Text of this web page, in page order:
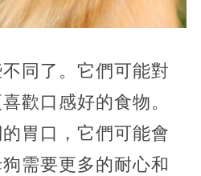
同了。它們可能對
歡口感好的食物。
胃口，它們可能會
需要更多的耐心和